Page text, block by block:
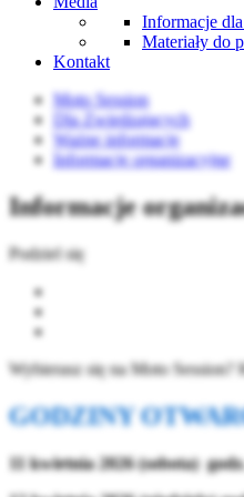
Informacje
Materiały do
Kontakt
Moto Session
Dla Zwiedzających
Ważne informacje
Informacje organizacyjne
Informacje
Podziel się
Wybierasz się na Moto
GODZINY
11 kwietnia 2026 (sobota)